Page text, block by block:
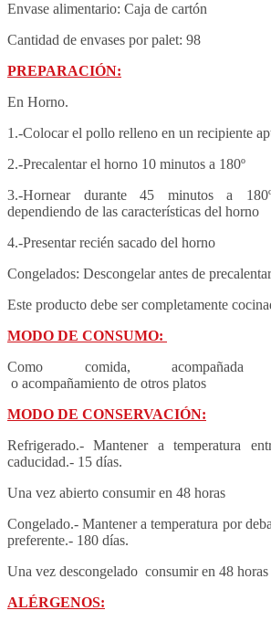
Envase alimentario: Caja de cartón
Cantidad de envases por palet: 98
PREPARACIÓN:
En Horno.
1.-Colocar el pollo relleno en un recipiente
2.-Precalentar el horno 10 minutos a 180º
3.-Hornear durante 45 minutos a
dependiendo de las características del horno
4.-Presentar recién sacado del horno
Congelados: Descongelar antes de precalentar
Este producto debe ser completamente
MODO DE CONSUMO:
Como comida,
o acompañamiento de otros platos
MODO DE CONSERVACIÓN:
Refrigerado.- Mantener a temperatura
caducidad.- 15 días.
Una vez abierto consumir en 48 horas
Congelado.- Mantener a temperatura por
preferente.- 180 días.
Una vez descongelado consumir en 48 horas
ALÉRGENOS: